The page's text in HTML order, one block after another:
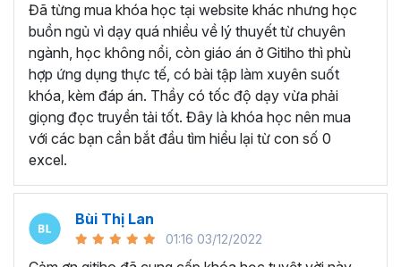
chính... Mỗi cấp độ sẽ có yêu cầu thành thạo Excel xử lý
công việc khác nhau.
Chính vì điều đó Gitiho đã mở khóa học vềThủ thuật
Excel cập nhật hàng tuần - EXG02 với hơn7h+ học
cùng với92 tài liệu đính kèmbạn sẽ nhận được nhiều lợi
ích vô tận như:
Giảng viên là những người có trình độ chuyên môn
cao, kinh nghiệm thực tiễn dày dặn đã và đang đào
VPBank, FPT software, Vietcombank, MIC, Tập
đoàn Thành Công, TH True Milk
Đã từng mua khóa học tại website khác nhưng học
buồn ngủ vì dạy quá nhiều về lý thuyết từ chuyên
ngành, học không nổi, còn giáo án ở Gitiho thì phù
hợp ứng dụng thực tế, có bài tập làm xuyên suốt
khóa, kèm đáp án. Thầy có tốc độ dạy vừa phải
giọng đọc truyền tải tốt. Đây là khóa học nên mua
với các bạn cần bắt đầu tìm hiểu lại từ con số 0
excel.
Bùi Thị Lan
01:16 03/12/2022